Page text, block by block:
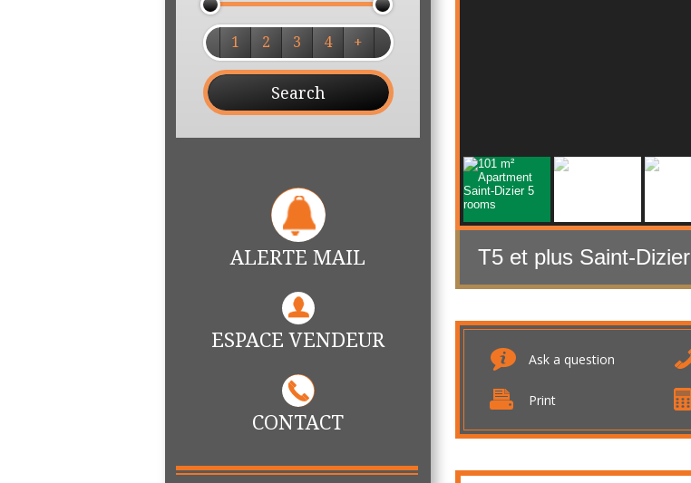
1 2 3 4 +
ALERTE MAIL
ESPACE VENDEUR
CONTACT
T5 et plus Saint-Dizier
Ask a question
Print